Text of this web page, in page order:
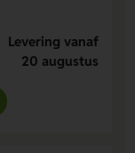
Levering vanaf
20 augustus